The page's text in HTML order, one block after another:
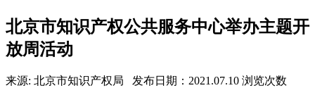
北京市知识产权公共服务中心举办主题开
放周活动
来源: 北京市知识产权局 发布日期：2021.07.10 浏览次数